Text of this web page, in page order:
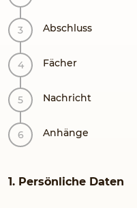
Abschluss
Fächer
Nachricht
Anhänge
1. Persönliche Daten